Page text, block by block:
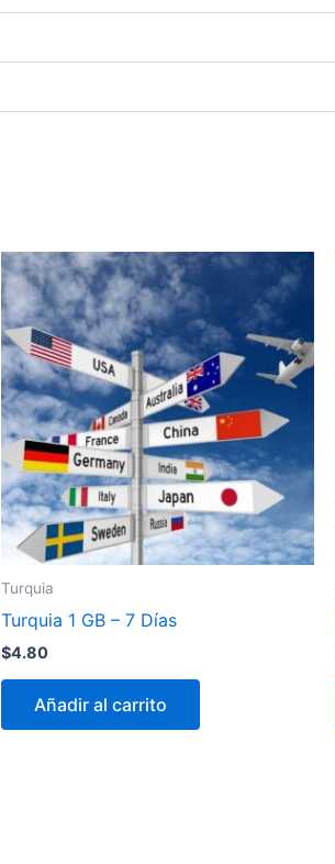
Turquia
Turquia 1 GB – 7 Días
$4.80
Añadir al carrito